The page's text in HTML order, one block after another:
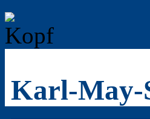
Karl-May-